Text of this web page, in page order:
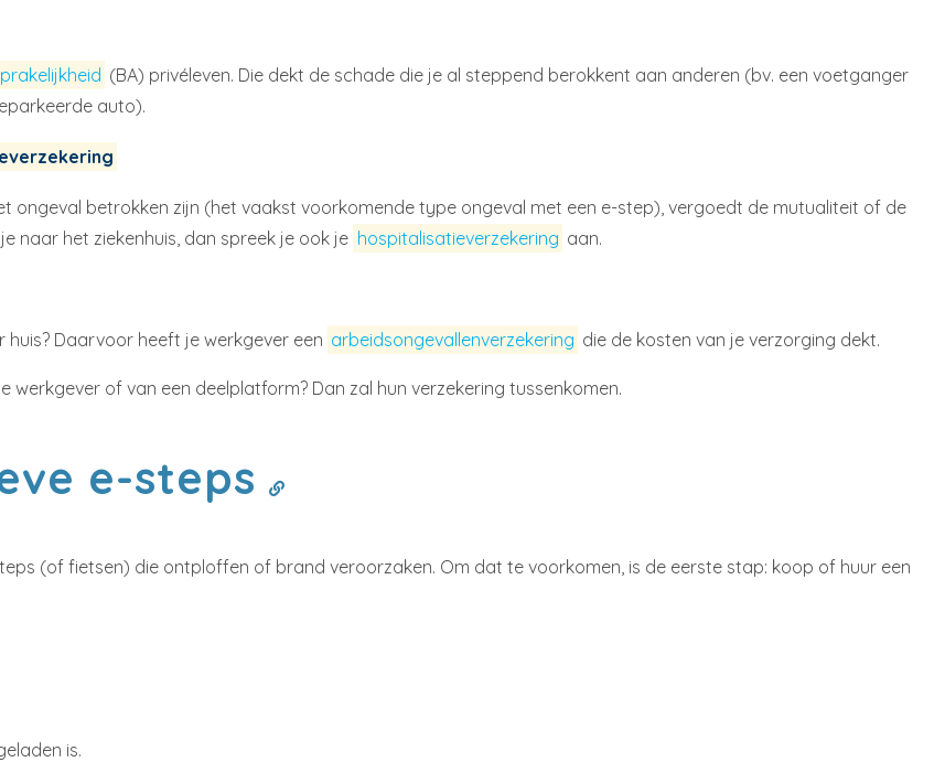
(BA) privéleven. Die dekt de schade die je al steppend berokkent aan anderen (bv. een voetganger
auto).
ongeval betrokken zijn (het vaakst voorkomende type ongeval met een e-step), vergoedt de mutualiteit of de
naar het ziekenhuis, dan spreek je ook je hospitalisatieverzekering aan.
Daarvoor heeft je werkgever een arbeidsongevallenverzekering die de kosten van je verzorging dekt.
of van een deelplatform? Dan zal hun verzekering tussenkomen.
e-steps
(of fietsen) die ontploffen of brand veroorzaken. Om dat te voorkomen, is de eerste stap: koop of huur een
is.